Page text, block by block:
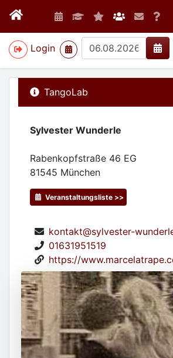
Login
>
TangoLab
Sylvester Wunderle
Rabenkopfstraße 46 EG
81545 München
Veranstaltungsliste >>
kontakt@sylvester-
01631951519
https://